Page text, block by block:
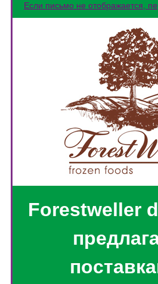
Если письмо не отображается,
Forestweller